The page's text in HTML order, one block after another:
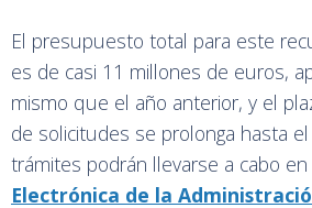
El presupuesto total para este
es de casi 11 millones de euros,
mismo que el año anterior, y el
de solicitudes se prolonga hasta
trámites podrán llevarse a cabo en
Electrónica de la